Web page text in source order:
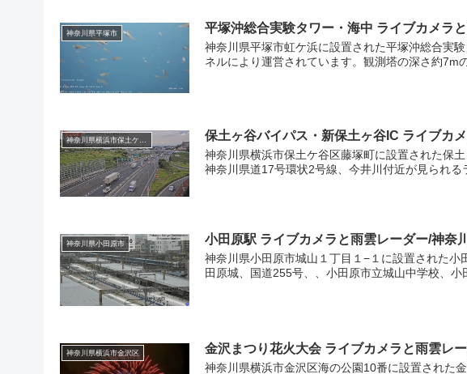
神奈川県平塚市 平塚沖総合実験タワー・海中 ライブカメラ
神奈川県平塚市虹ケ浜に設置された平塚沖総合実
ネルにより運営されています。観測塔の深さ約7m
神奈川県横浜市保土ケ谷区 保土ヶ谷バイパス・新保土ヶ谷IC ライブカ
神奈川県横浜市保土ケ谷区藤塚町に設置された保
神奈川県道17号環状2号線、今井川付近が見られる
神奈川県小田原市 小田原駅 ライブカメラと雨雲レーダー/神奈
神奈川県小田原市城山１丁目１−１に設置された
田原城、国道255号、、小田原市立城山中学校、
神奈川県横浜市金沢区 金沢まつり花火大会 ライブカメラと雨雲レ
神奈川県横浜市金沢区海の公園10番に設置された